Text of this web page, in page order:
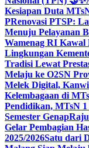
Kesiapan Duta
PRenovasi PTSP:
Menuju Pelayanan
Wamenag RI
Lingkungan
Tradisi Lewat
Melaju ke O2SN
Melek Digital,
Kelembagaan di
Pendidikan, MTsN
Semester Genap
Gelar Pembagian
2025/2026Satu dari